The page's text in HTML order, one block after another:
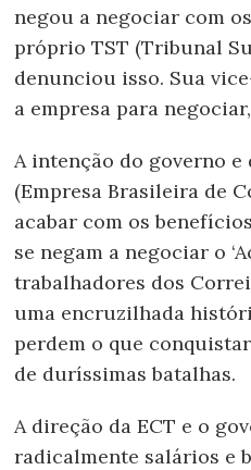
negou a negociar com
próprio TST (Tribunal
denunciou isso. Sua
a empresa para
A intenção do governo e
(Empresa Brasileira de
acabar com os
se negam a negociar o
trabalhadores dos
uma encruzilhada
perdem o que
de duríssimas batalhas.
A direção da ECT e o
radicalmente salários e